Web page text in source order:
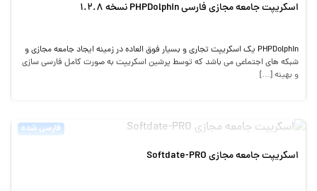
اسکریپت جامعه مجازی فارسی PHPDolphin نسخه 1.2.8
PHPDolphin یک اسکریپت تجاری و بسیار فوق العاده در زمینه ایجاد جامعه مجازی و
شبکه های اجتماعی می باشد که توسط پرشین اسکریپت به صورت کامل فارسی سازی
و بهینه […]
فارسی شده
اسکریپت جامعه مجازی Softdate-PRO